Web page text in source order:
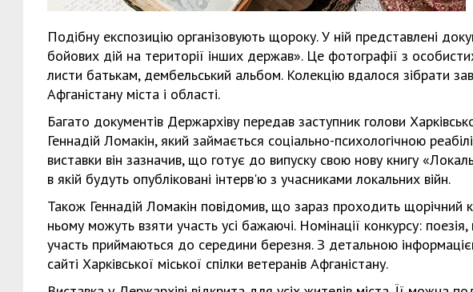
Подібну експозицію організовують щороку. У ній представлені
бойових дій на території інших держав». Це фотографії з особистих
листи батькам, дембельський альбом. Колекцію вдалося зібрати
Афганістану міста і області.
Багато документів Держархіву передав заступник голови
Геннадій Ломакін, який займається соціально-психологічною
виставки він зазначив, що готує до випуску свою нову книгу
в якій будуть опубліковані інтерв'ю з учасниками локальних війн.
Також Геннадій Ломакін повідомив, що зараз проходить щорічний
ньому можуть взяти участь усі бажаючі. Номінації конкурсу:
участь приймаються до середини березня. З детальною
сайті Харківської міської спілки ветеранів Афганістану.